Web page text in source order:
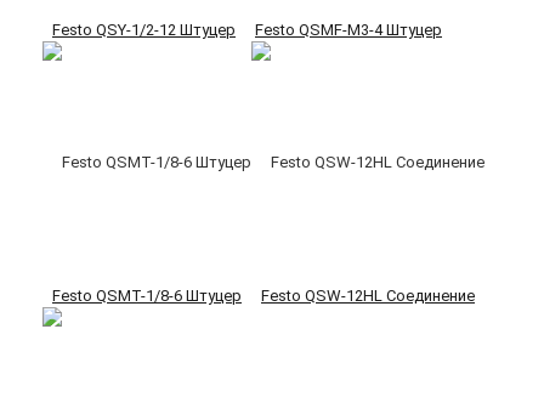
Festo QSY-1/2-12 Штуцер Festo QSMF-M3-4 Штуцер
Festo QSMT-1/8-6 Штуцер Festo QSW-12HL Соединение